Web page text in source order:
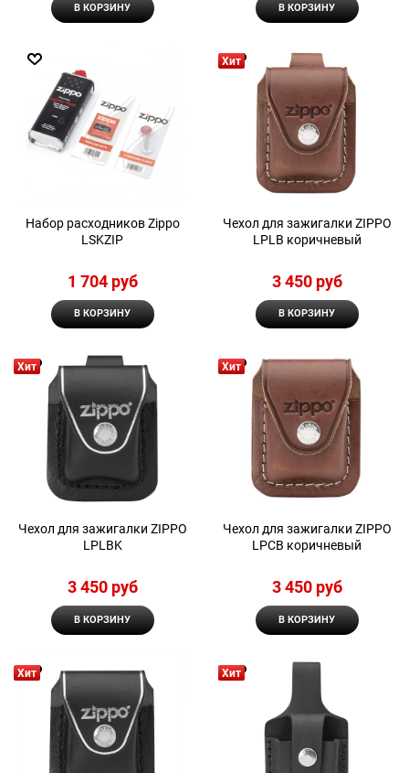
В КОРЗИНУ В КОРЗИНУ
Набор расходников Zippo
LSKZIP
1 704 руб
В КОРЗИНУ
Хит
Чехол для зажигалки ZIPPO
LPLB коричневый
3 450 руб
В КОРЗИНУ
Хит
Чехол для зажигалки ZIPPO
LPLBK
3 450 руб
В КОРЗИНУ
Хит
Чехол для зажигалки ZIPPO
LPCB коричневый
3 450 руб
В КОРЗИНУ
Хит Хит